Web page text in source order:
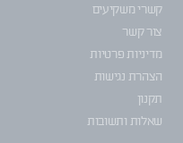
קשרי משקיעים
צור קשר
מדיניות פרטיות
הצהרת נגישות
תקנון
שאלות ותשובות